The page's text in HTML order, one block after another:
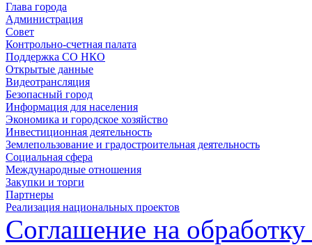
Глава города
Администрация
Совет
Контрольно-счетная палата
Поддержка СО НКО
Открытые данные
Видеотрансляция
Безопасный город
Информация для населения
Экономика и городское хозяйство
Инвестиционная деятельность
Землепользование и градостроительная деятельность
Социальная сфера
Международные отношения
Закупки и торги
Партнеры
Реализация национальных проектов
Соглашение на